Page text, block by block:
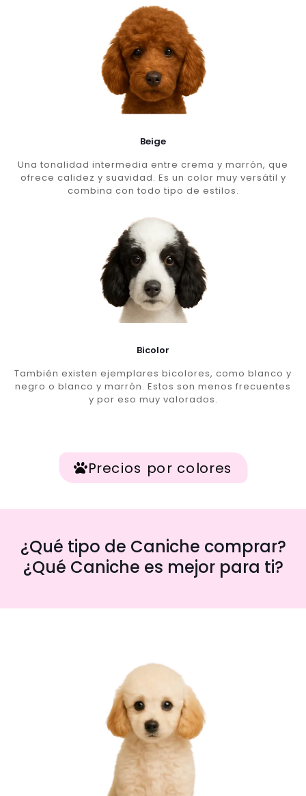
Beige
Una tonalidad intermedia entre crema y marrón, que
ofrece calidez y suavidad. Es un color muy versátil y
combina con todo tipo de estilos.
Bicolor
También existen ejemplares bicolores, como blanco y
negro o blanco y marrón. Estos son menos frecuentes
y por eso muy valorados.
Precios por colores
¿Qué tipo de Caniche comprar?
¿Qué Caniche es mejor para ti?